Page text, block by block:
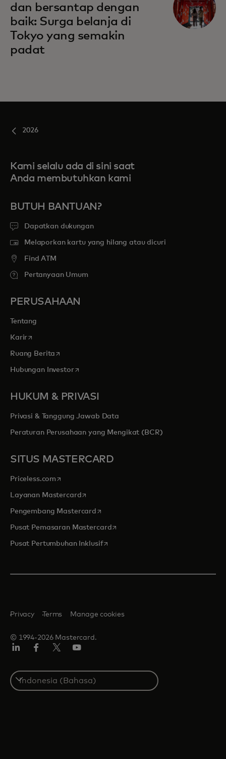
dan bersantap dengan
baik: Surga belanja di
Tokyo yang semakin
padat
2026
Kami selalu ada di sini saat
Anda membutuhkan kami
BUTUH BANTUAN?
Dapatkan dukungan
Melaporkan kartu yang hilang atau dicuri
Find ATM
Pertanyaan Umum
PERUSAHAAN
Tentang
Kariropens in a new tab
Ruang Berita opens in a new tab
Hubungan Investoropens in a new tab
HUKUM & PRIVASI
Privasi & Tanggung Jawab Data
Peraturan Perusahaan yang Mengikat (BCR)
SITUS MASTERCARD
Priceless.com opens in a new tab
Layanan Mastercardopens in a new tab
Pengembang Mastercard opens in a new tab
Pusat Pemasaran Mastercardopens in a new tab
Pusat Pertumbuhan Inklusifopens in a new tab
© 1994-2026 Mastercard.
Privacy Terms Manage cookies
Select
a
country